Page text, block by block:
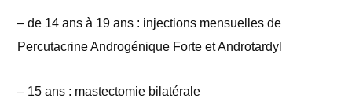
– de 14 ans à 19 ans : injections mensuelles de
Percutacrine Androgénique Forte et Androtardyl
– 15 ans : mastectomie bilatérale